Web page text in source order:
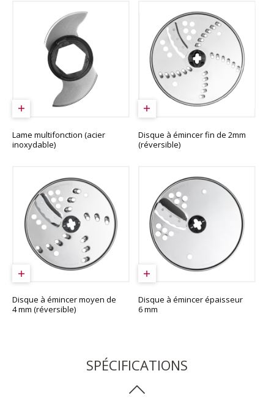
Lame multifonction (acier
inoxydable)
Disque à émincer fin de 2mm
(réversible)
Disque à émincer moyen de
4 mm (réversible)
Disque à émincer épaisseur
6 mm
SPÉCIFICATIONS